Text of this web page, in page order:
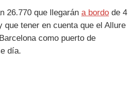
26.770 que llegarán a bordo de 4
que tener en cuenta que el Allure
como puerto de
día.